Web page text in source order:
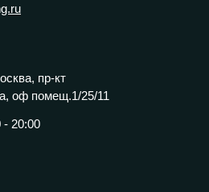
пр-кт
оф помещ.1/25/11
- 20:00